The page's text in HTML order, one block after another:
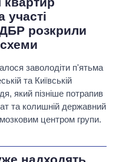
участі
розкрили
схеми
заволодіти п'ятьма
та Київській
який пізніше потрапив
та колишній державний
центром групи.